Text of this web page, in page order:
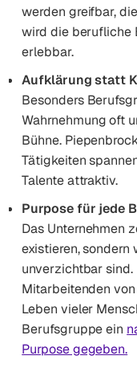
werden greifbar,
wird die berufliche
erlebbar.
Aufklärung statt
Besonders
Wahrnehmung oft
Bühne.
Tätigkeiten
Talente attraktiv.
Purpose für jede
Das Unternehmen
existieren, sondern
unverzichtbar
Mitarbeitenden
Leben vieler
Berufsgruppe ein
Purpose gegeben.